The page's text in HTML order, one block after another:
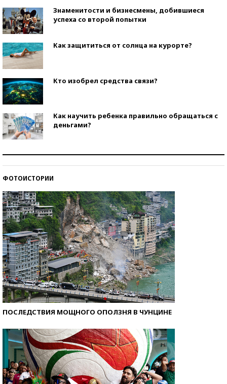
Знаменитости и бизнесмены, добившиеся
успеха со второй попытки
Как защититься от солнца на курорте?
Кто изобрел средства связи?
Как научить ребенка правильно обращаться с
деньгами?
ФОТОИСТОРИИ
ПОСЛЕДСТВИЯ МОЩНОГО ОПОЛЗНЯ В ЧУНЦИНЕ